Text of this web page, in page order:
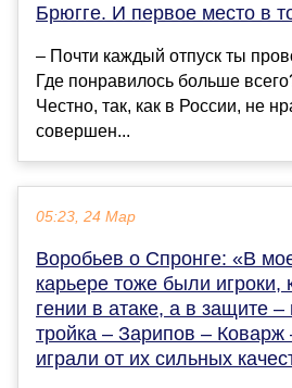
Брюгге. И первое место в
– Почти каждый отпуск ты
Где понравилось больше
Честно, так, как в России, не
совершен...
05:23, 24 Мар
Воробьев о Спронге: «В
карьере тоже были игроки,
гении в атаке, а в защите
тройка – Зарипов –
играли от их сильных